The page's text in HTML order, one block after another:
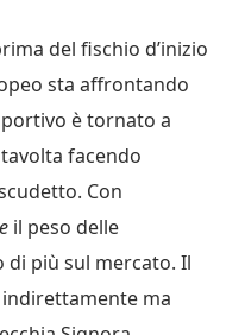
del fischio d’inizio
sta affrontando
è tornato a
facendo
Con
il peso delle
di più sul mercato. Il
ma